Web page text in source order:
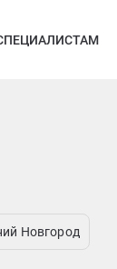
Новгород